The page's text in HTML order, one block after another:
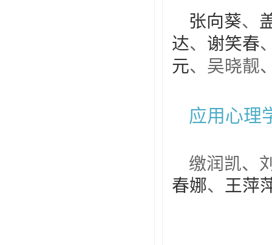
张向葵、
达、 谢笑春
元、吴晓靓
应用心理
缴润凯、
春娜、 王萍